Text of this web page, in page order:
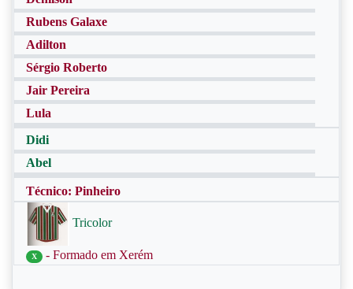
Rubens Galaxe
Adilton
Sérgio Roberto
Jair Pereira
Lula
Didi
Abel
Técnico: Pinheiro
Tricolor
X - Formado em Xerém